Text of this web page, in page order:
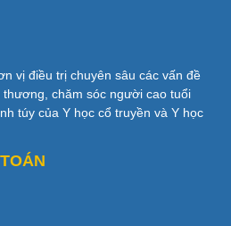
vị điều trị chuyên sâu các vấn đề
chăm sóc người cao tuổi
túy của Y học cổ truyền và Y học